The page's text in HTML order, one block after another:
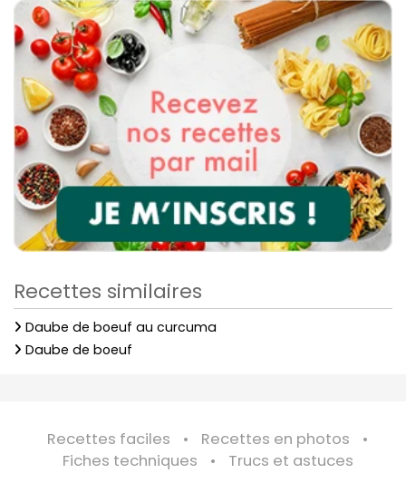
Recettes similaires
Daube de boeuf au curcuma
Daube de boeuf
Recettes faciles
Recettes en photos
Fiches techniques
Trucs et astuces